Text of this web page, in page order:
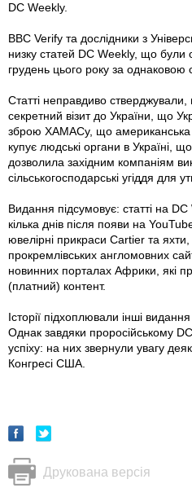
DC Weekly.
BBC Verify та дослідники з
низку статей DC Weekly, що були
грудень цього року за
Статті неправдиво
секретний візит до України, що
зброю ХАМАСу, що американська
купує людські органи в Україні,
дозволила західним компаніям
сільськогосподарські угіддя для
Видання підсумовує: статті на
кілька днів після появи на
ювелірні прикраси Cartier та яхти,
прокремлівських англомовних
новинних порталах Африки, які
(платний) контент.
Історії підхоплювали інші
Однак завдяки проросійському
успіху: на них звернули увагу
Конгресі США.
Друкована версія